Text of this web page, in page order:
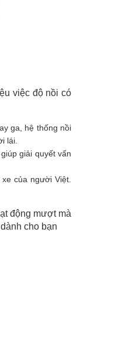
việc độ nồi có
ga, hệ thống nồi
lái.
giải quyết vấn
của người Việt.
động mượt mà
cho bạn